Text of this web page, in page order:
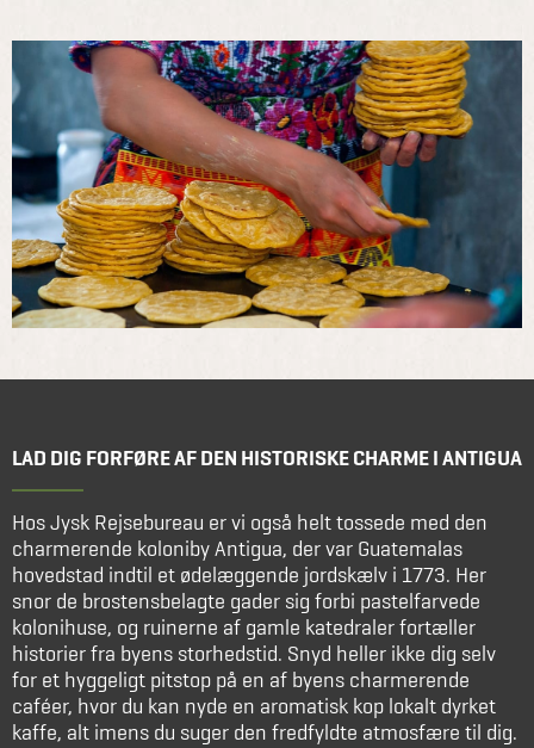
LAD DIG FORFØRE AF DEN HISTORISKE CHARME I ANTIGUA
Hos Jysk Rejsebureau er vi også helt tossede med den
charmerende koloniby Antigua, der var Guatemalas
hovedstad indtil et ødelæggende jordskælv i 1773. Her
snor de brostensbelagte gader sig forbi pastelfarvede
kolonihuse, og ruinerne af gamle katedraler fortæller
historier fra byens storhedstid. Snyd heller ikke dig selv
for et hyggeligt pitstop på en af byens charmerende
caféer, hvor du kan nyde en aromatisk kop lokalt dyrket
kaffe, alt imens du suger den fredfyldte atmosfære til dig.